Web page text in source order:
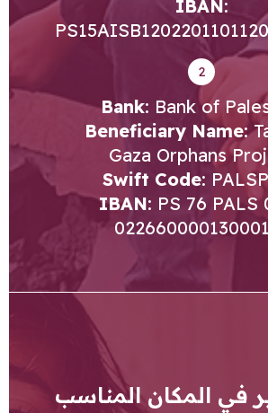
IBAN:
2
Bank: Bank of
Beneficiary Name:
Gaza Orphans
Swift Code:
IBAN: PS 76 PALS
في المكان المناسب